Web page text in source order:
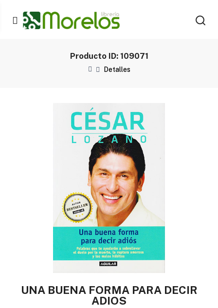
Producto ID: 109071
Detalles
UNA BUENA FORMA PARA DECIR
ADIOS